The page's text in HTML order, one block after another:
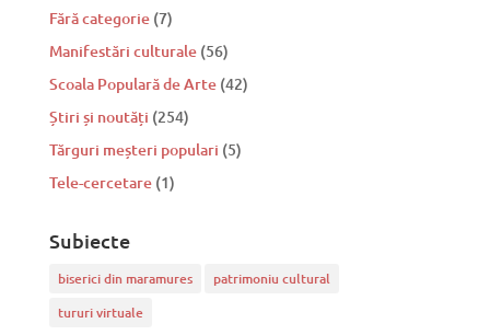
Fără categorie(7)
Manifestări culturale(56)
Scoala Populară de Arte(42)
Știri și noutăți (254)
Tărguri meșteri populari (5)
Tele-cercetare(1)
Subiecte
biserici din maramures
patrimoniu cultural
tururi virtuale